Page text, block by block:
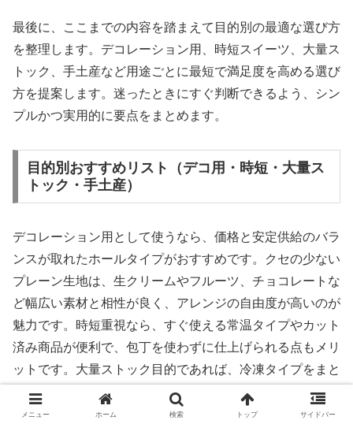
最後に、ここまでの内容を踏まえて目的別の最適な選び方
を整理します。デコレーション用、時短スイーツ、大量ス
トック、手土産など用途ごとに最短で満足度を高める選び
方を提案します。迷ったときにすぐ判断できるよう、シン
プルかつ実用的に要点をまとめます。
目的別おすすめリスト（デコ用・時短・大量ス
トック・手土産）
デコレーション用として使うなら、価格と安定供給のバラ
ンスが取れたホールタイプがおすすめです。クセの少ない
プレーン生地は、生クリームやフルーツ、チョコレートな
ど幅広い素材と相性が良く、アレンジの自由度が高いのが
魅力です。時短重視なら、すぐ使える常温タイプやカット
済み商品が便利で、包丁を使わずに仕上げられる点もメリ
ットです。大量ストック目的であれば、冷凍タイプをまと
め買いしておくと必要な分だけ解凍でき、食品ロスを抑え
やすくなります。手土産用途なら、パッケージの見栄えや
メニュー ホーム 検索 トップ サイドバー